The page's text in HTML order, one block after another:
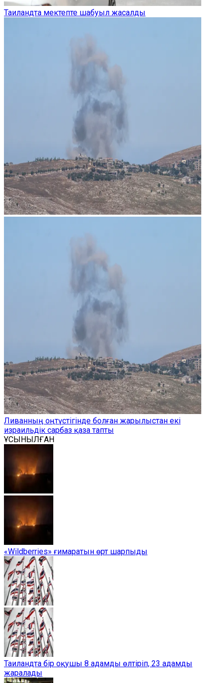
Таиландта мектепте шабуыл жасалды
Ливанның оңтүстігінде болған жарылыстан екі
израильдік сарбаз қаза тапты
ҰСЫНЫЛҒАН
«Wildberries» ғимаратын өрт шарпыды
Таиландта бір оқушы 8 адамды өлтіріп, 23 адамды
жаралады